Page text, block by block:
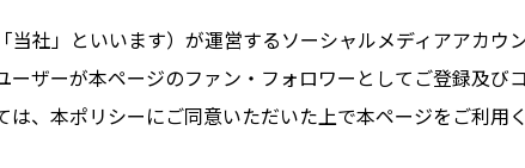
当社」といいます）が運営するソーシャルメディアアカ
ーザーが本ページのファン・フォロワーとしてご登録及
、本ポリシーにご同意いただいた上で本ページをご利用く